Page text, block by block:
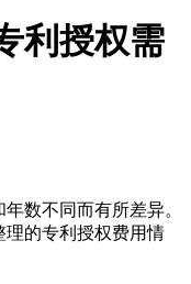
利授权需
数不同而有所差异。
理的专利授权费用情